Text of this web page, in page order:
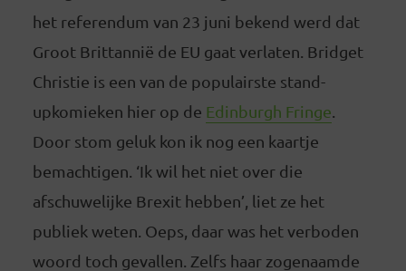
het referendum van 23 juni bekend werd dat
Groot Brittannië de EU gaat verlaten. Bridget
Christie is een van de populairste stand-
upkomieken hier op de Edinburgh Fringe
Door stom geluk kon ik nog een kaartje
bemachtigen. ‘Ik wil het niet over die
afschuwelijke Brexit hebben’, liet ze het
publiek weten. Oeps, daar was het verboden
woord toch gevallen. Zelfs haar zogenaamde